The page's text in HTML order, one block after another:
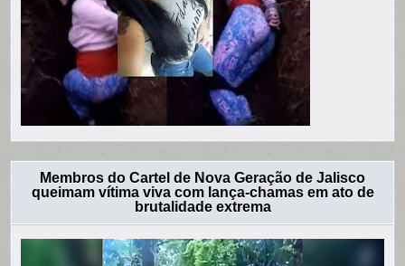
Membros do Cartel de Nova Geração de Jalisco
queimam vítima viva com lança-chamas em ato de
brutalidade extrema